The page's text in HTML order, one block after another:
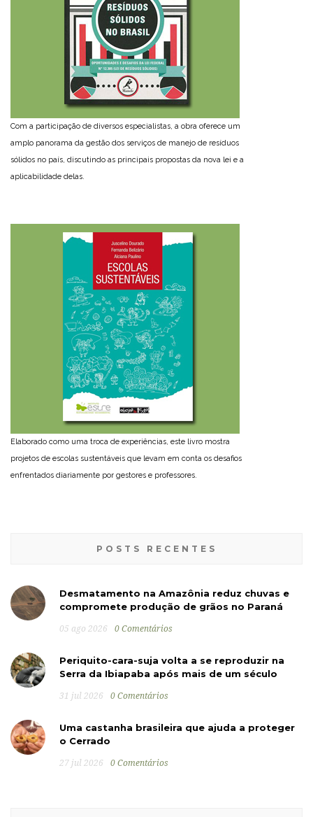
Com a participação de diversos especialistas, a obra oferece um
amplo panorama da gestão dos serviços de manejo de resíduos
sólidos no país, discutindo as principais propostas da nova lei e a
aplicabilidade delas.
Elaborado como uma troca de experiências, este livro mostra
projetos de escolas sustentáveis que levam em conta os desafios
enfrentados diariamente por gestores e professores.
POSTS RECENTES
Desmatamento na Amazônia reduz chuvas e
compromete produção de grãos no Paraná
05 ago 2026 0 Comentários
Periquito-cara-suja volta a se reproduzir na
Serra da Ibiapaba após mais de um século
31 jul 2026 0 Comentários
Uma castanha brasileira que ajuda a proteger
o Cerrado
27 jul 2026 0 Comentários